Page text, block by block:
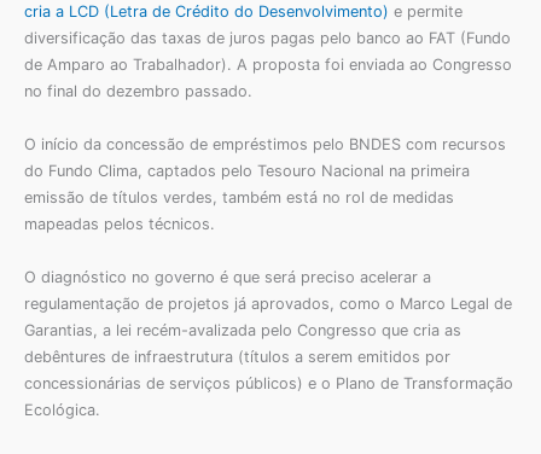
cria a LCD (Letra de Crédito do Desenvolvimento) e permite
diversificação das taxas de juros pagas pelo banco ao FAT (Fundo
de Amparo ao Trabalhador). A proposta foi enviada ao Congresso
no final do dezembro passado.
O início da concessão de empréstimos pelo BNDES com recursos
do Fundo Clima, captados pelo Tesouro Nacional na primeira
emissão de títulos verdes, também está no rol de medidas
mapeadas pelos técnicos.
O diagnóstico no governo é que será preciso acelerar a
regulamentação de projetos já aprovados, como o Marco Legal de
Garantias, a lei recém-avalizada pelo Congresso que cria as
debêntures de infraestrutura (títulos a serem emitidos por
concessionárias de serviços públicos) e o Plano de Transformação
Ecológica.